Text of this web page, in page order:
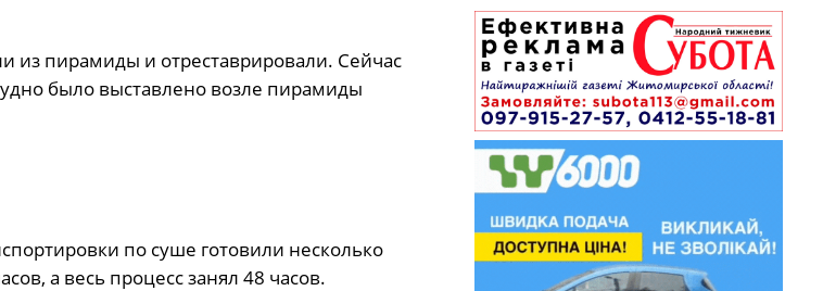
из пирамиды и отреставрировали. Сейчас
было выставлено возле пирамиды
по суше готовили несколько
а весь процесс занял 48 часов.